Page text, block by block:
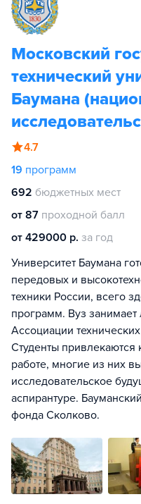
Московский
технический
Баумана
4.7
19 программ
692 бюджетных мест
от 87 проходной балл
от 429000 р. за год
Университет Баумана
передовых и
техники России, всего
программ. Вуз
Ассоциации
Студенты привлекаются
работе, многие из них
исследовательское
аспирантуре.
фонда Сколково.